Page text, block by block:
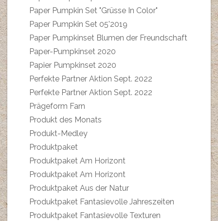
Paper Pumpkin Set "Grüsse In Color"
Paper Pumpkin Set 05'2019
Paper Pumpkinset Blumen der Freundschaft
Paper-Pumpkinset 2020
Papier Pumpkinset 2020
Perfekte Partner Aktion Sept. 2022
Perfekte Partner Aktion Sept. 2022
Prägeform Farn
Produkt des Monats
Produkt-Medley
Produktpaket
Produktpaket Am Horizont
Produktpaket Am Horizont
Produktpaket Aus der Natur
Produktpaket Fantasievolle Jahreszeiten
Produktpaket Fantasievolle Texturen